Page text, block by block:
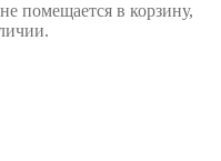
помещается в корзину,